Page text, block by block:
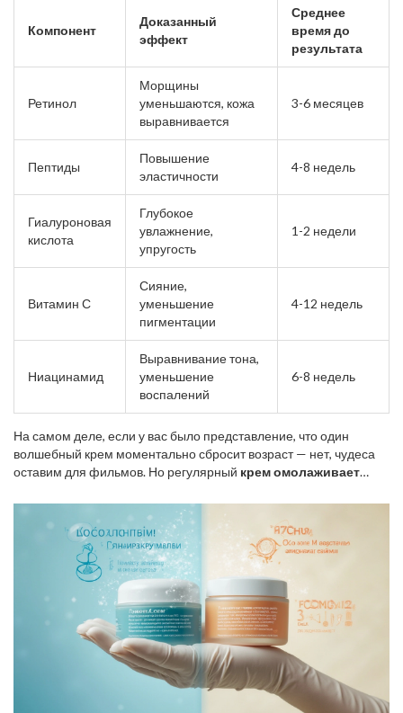
Компонент
Доказанный
эффект
Среднее
время до
результата
Ретинол
Морщины
уменьшаются, кожа
выравнивается
3-6 месяцев
Пептиды
Повышение
эластичности
4-8 недель
Гиалуроновая
кислота
Глубокое
увлажнение,
упругость
1-2 недели
Витамин С
Сияние,
уменьшение
пигментации
4-12 недель
Ниацинамид
Выравнивание тона,
уменьшение
воспалений
6-8 недель
На самом деле, если у вас было представление, что один
волшебный крем моментально сбросит возраст — нет, чудеса
оставим для фильмов. Но регулярный крем омолаживает